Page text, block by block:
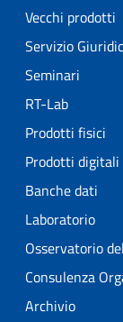
Vecchi prodotti
Servizio
Seminari
RT-Lab
Prodotti fisici
Prodotti digitali
Banche dati
Laboratorio
Osservatorio
Consulenza
Archivio